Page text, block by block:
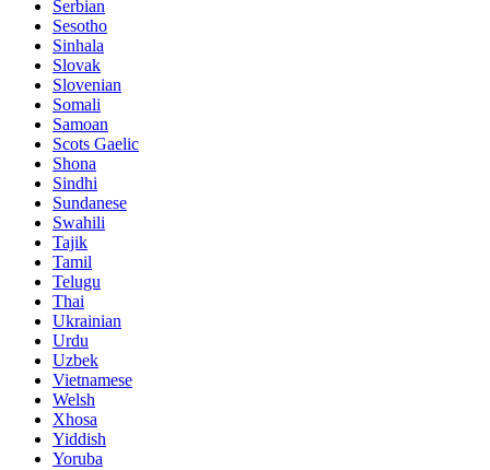
Serbian
Sesotho
Sinhala
Slovak
Slovenian
Somali
Samoan
Scots Gaelic
Shona
Sindhi
Sundanese
Swahili
Tajik
Tamil
Telugu
Thai
Ukrainian
Urdu
Uzbek
Vietnamese
Welsh
Xhosa
Yiddish
Yoruba